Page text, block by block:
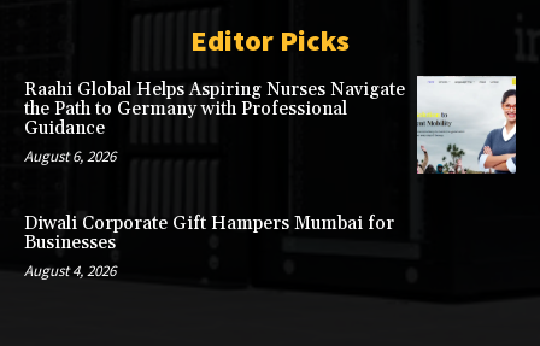
Editor Picks
Raahi Global Helps Aspiring Nurses Navigate
the Path to Germany with Professional
Guidance
August 6, 2026
Diwali Corporate Gift Hampers Mumbai for
Businesses
August 4, 2026